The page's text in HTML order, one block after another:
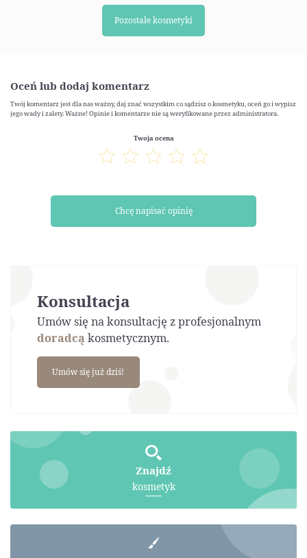
Pozostałe kosmetyki
Oceń lub dodaj komentarz
Twój komentarz jest dla nas ważny, daj znać wszystkim co sądzisz o kosmetyku, oceń go i wypisz
jego wady i zalety. Ważne! Opinie i komentarze nie są weryfikowane przez administratora.
Twoja ocena
Chcę napisać opinię
Konsultacja
Umów się na konsultację z profesjonalnym
doradcąkosmetycznym.
Umów się już dziś!
Znajdź
kosmetyk